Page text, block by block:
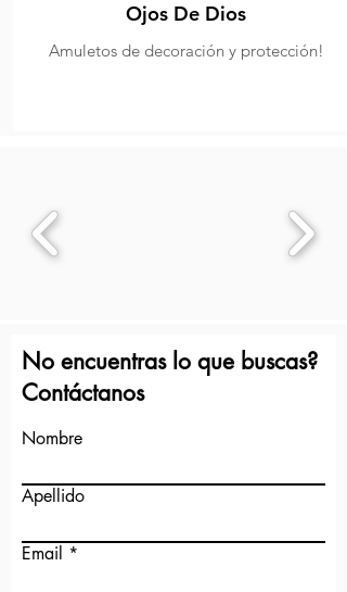
Ojos De Dios
Amuletos de decoración y protección!
No encuentras lo que buscas?
Contáctanos
Nombre
Apellido
Email